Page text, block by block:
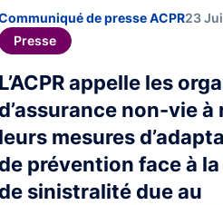
de presse ACPR23
Presse
appelle les
non-vie à
mesures
prévention face à
sinistralité due au